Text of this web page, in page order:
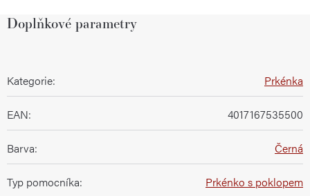
Doplňkové parametry
Kategorie: Prkénka
EAN: 4017167535500
Barva: Černá
Typ pomocníka: Prkénko s poklopem